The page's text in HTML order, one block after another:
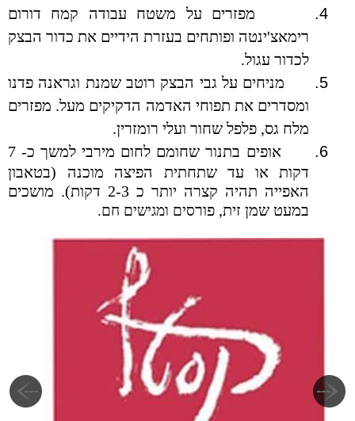
4.
מפזרים על משטח עבודה קמח דורום
רימאצ'ינטה ופותחים בעזרת הידיים את כדור הבצק
לכדור עגול.
5.
מניחים על גבי הבצק רוטב שמנת וגראנה פדנו
ומסדרים את תפוחי האדמה הדקיקים מעל. מפזרים
מלח גס, פלפל שחור ועלי רומזרין.
6.
אופים בתנור שחומם לחום מירבי למשך כ- 7
דקות או עד שתחתית הפיצה מוכנה (בטאבון
האפייה תהיה קצרה יותר כ 2-3 דקות). מושכים
במעט שמן זית, פורסים ומגישים חם.